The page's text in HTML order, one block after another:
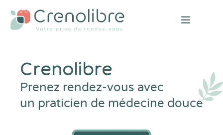
Open
Crenolibre
Prenez rendez-vous avec
un praticien de médecine douce